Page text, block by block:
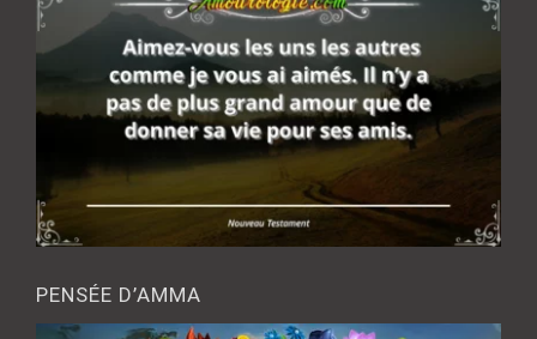
PENSÉE D’AMMA